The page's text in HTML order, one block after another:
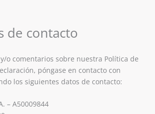
de contacto
o comentarios sobre nuestra Política de
póngase en contacto con
los siguientes datos de contacto:
– A50009844